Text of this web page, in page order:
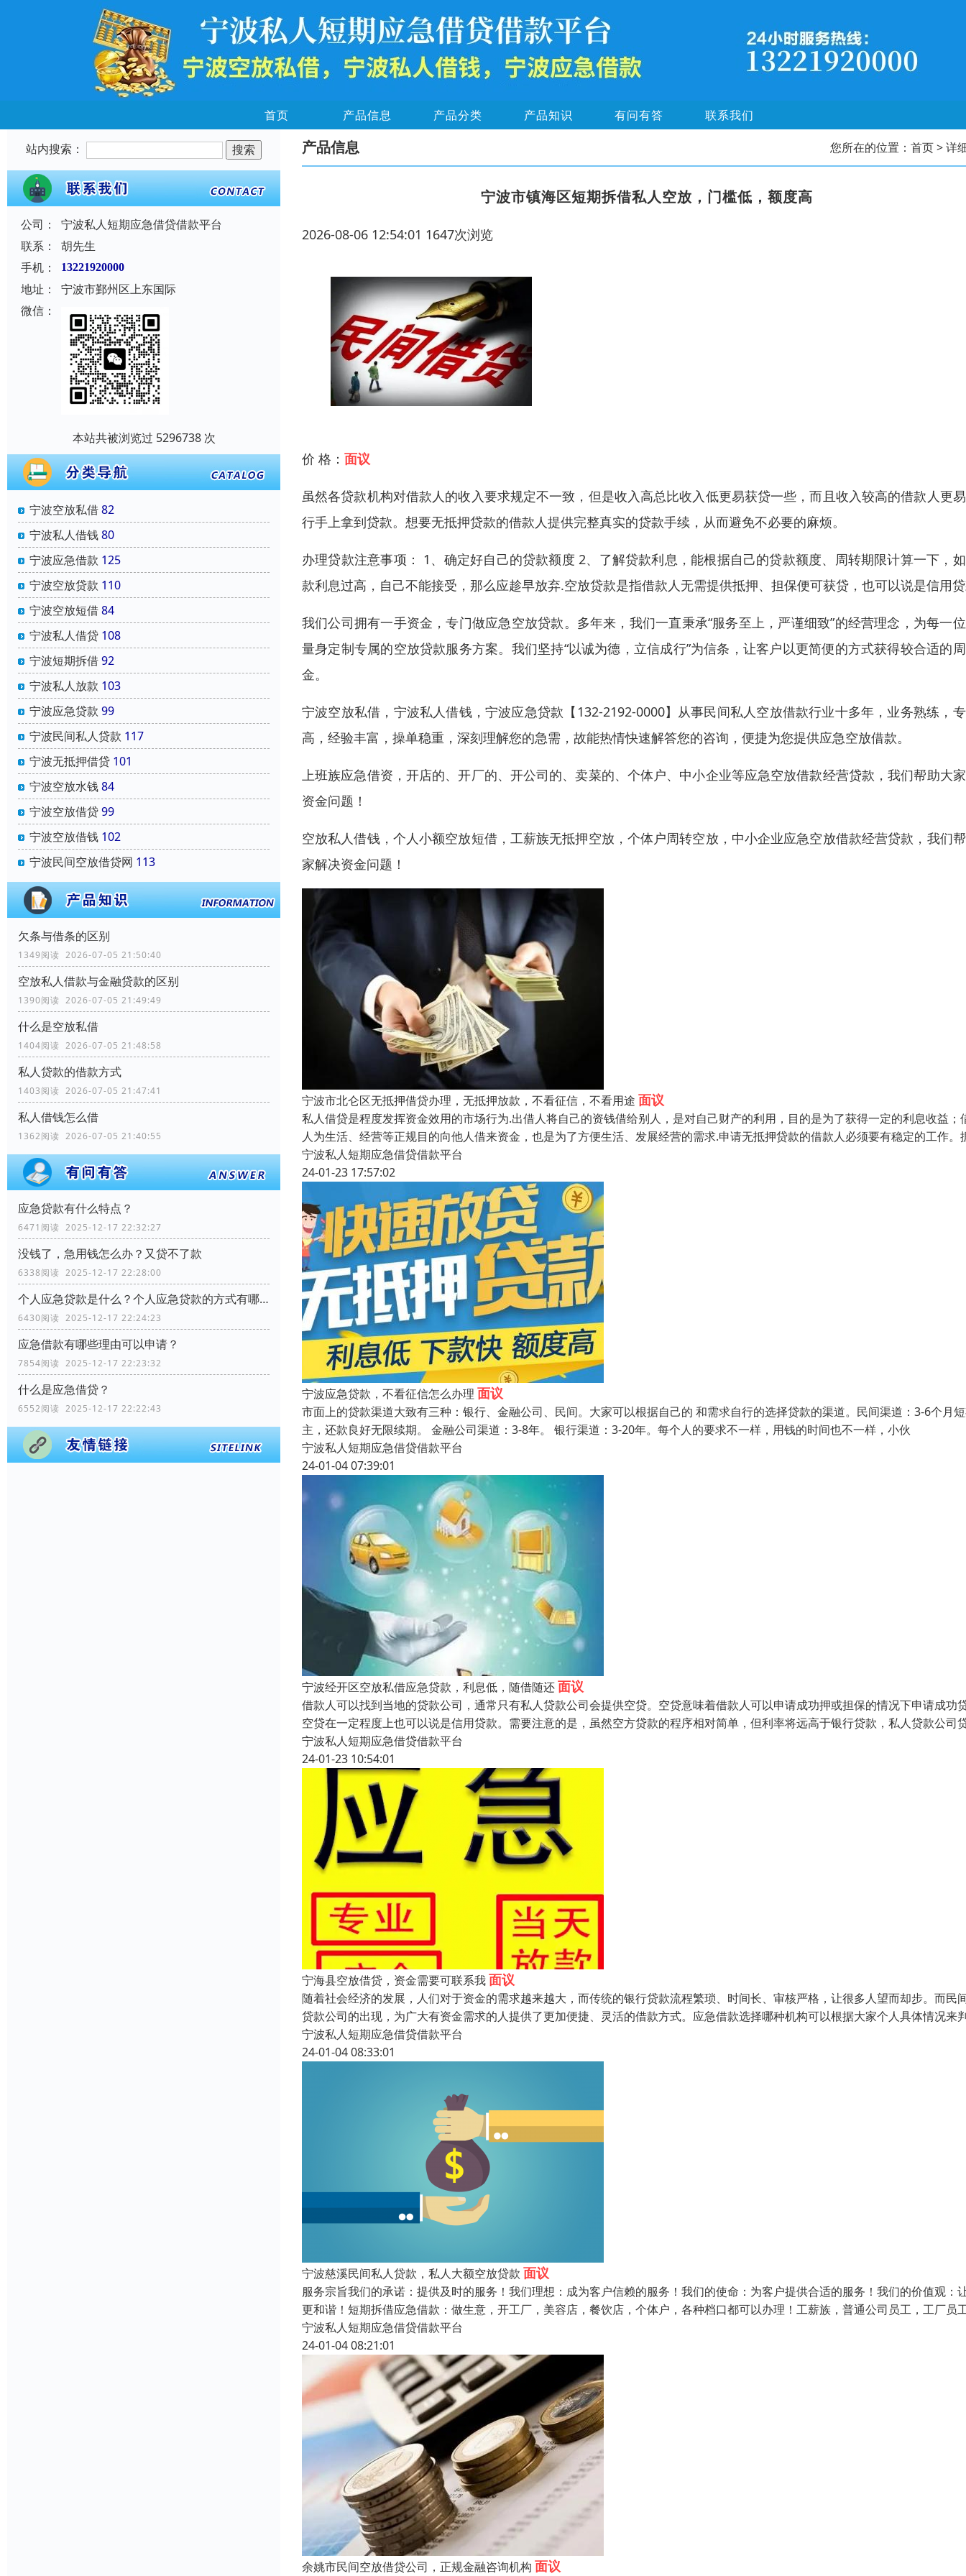
首页 产品信息 产品分类 产品知识 有问有答 联系我们
站内搜索：
公司：
宁波私人短期应急借贷借款平台
联系：
胡先生
手机：
13221920000
地址：
宁波市鄞州区上东国际
微信：
本站共被浏览过 5296738 次
宁波空放私借82
宁波私人借钱80
宁波应急借款 125
宁波空放贷款 110
宁波空放短借84
宁波私人借贷 108
宁波短期拆借92
宁波私人放款 103
宁波应急贷款 99
宁波民间私人贷款 117
宁波无抵押借贷 101
宁波空放水钱84
宁波空放借贷99
宁波空放借钱 102
宁波民间空放借贷网 113
欠条与借条的区别
1349阅读 2026-07-05 21:50:40
空放私人借款与金融贷款的区别
1390阅读 2026-07-05 21:49:49
什么是空放私借
1404阅读 2026-07-05 21:48:58
私人贷款的借款方式
1403阅读 2026-07-05 21:47:41
私人借钱怎么借
1362阅读 2026-07-05 21:40:55
应急贷款有什么特点？
6471阅读 2025-12-17 22:32:27
没钱了，急用钱怎么办？又贷不了款
6338阅读 2025-12-17 22:28:00
个人应急贷款是什么？个人应急贷款的方式有哪些？
6430阅读 2025-12-17 22:24:23
应急借款有哪些理由可以申请？
7854阅读 2025-12-17 22:23:32
什么是应急借贷？
6552阅读 2025-12-17 22:22:43
产品信息 您所在的位置： 首页> 详
宁波市镇海区短期拆借私人空放，门槛低，额度高
2026-08-06 12:54:01 1647次浏览
价 格： 面议
虽然各贷款机构对借款人的收入要求规定不一致，但是收入高总比收入低更易获贷一些，而且收入较高的借款人更
行手上拿到贷款。想要无抵押贷款的借款人提供完整真实的贷款手续，从而避免不必要的麻烦。
办理贷款注意事项： 1、确定好自己的贷款额度 2、了解贷款利息，能根据自己的贷款额度、周转期限计算一下，
款利息过高，自己不能接受，那么应趁早放弃.空放贷款是指借款人无需提供抵押、担保便可获贷，也可以说是信用
我们公司拥有一手资金，专门做应急空放贷款。多年来，我们一直秉承“服务至上，严谨细致”的经营理念，为每一
量身定制专属的空放贷款服务方案。我们坚持“以诚为德，立信成行”为信条，让客户以更简便的方式获得较合适的
金。
宁波空放私借，宁波私人借钱，宁波应急贷款【132-2192-0000】从事民间私人空放借款行业十多年，业务熟练，
高，经验丰富，操单稳重，深刻理解您的急需，故能热情快速解答您的咨询，便捷为您提供应急空放借款。
上班族应急借资，开店的、开厂的、开公司的、卖菜的、个体户、中小企业等应急空放借款经营贷款，我们帮助大
资金问题！
空放私人借钱，个人小额空放短借，工薪族无抵押空放，个体户周转空放，中小企业应急空放借款经营贷款，我们
家解决资金问题！
宁波市北仑区无抵押借贷办理，无抵押放款，不看征信，不看用途 面议
私人借贷是程度发挥资金效用的市场行为.出借人将自己的资钱借给别人，是对自己财产的利用，目的是为了获得一定的利息收益；
人为生活、经营等正规目的向他人借来资金，也是为了方便生活、发展经营的需求.申请无抵押贷款的借款人必须要有稳定的工作。
宁波私人短期应急借贷借款平台
24-01-23 17:57:02
宁波应急贷款，不看征信怎么办理 面议
市面上的贷款渠道大致有三种：银行、金融公司、民间。大家可以根据自己的 和需求自行的选择贷款的渠道。民间渠道：3-6个月
主，还款良好无限续期。 金融公司渠道：3-8年。 银行渠道：3-20年。每个人的要求不一样，用钱的时间也不一样，小伙
宁波私人短期应急借贷借款平台
24-01-04 07:39:01
宁波经开区空放私借应急贷款，利息低，随借随还面议
借款人可以找到当地的贷款公司，通常只有私人贷款公司会提供空贷。空贷意味着借款人可以申请成功押或担保的情况下申请成功
空贷在一定程度上也可以说是信用贷款。需要注意的是，虽然空方贷款的程序相对简单，但利率将远高于银行贷款，私人贷款公司
宁波私人短期应急借贷借款平台
24-01-23 10:54:01
宁海县空放借贷，资金需要可联系我面议
随着社会经济的发展，人们对于资金的需求越来越大，而传统的银行贷款流程繁琐、时间长、审核严格，让很多人望而却步。而民
贷款公司的出现，为广大有资金需求的人提供了更加便捷、灵活的借款方式。应急借款选择哪种机构可以根据大家个人具体情况来
宁波私人短期应急借贷借款平台
24-01-04 08:33:01
宁波慈溪民间私人贷款，私人大额空放贷款 面议
服务宗旨我们的承诺：提供及时的服务！我们理想：成为客户信赖的服务！我们的使命：为客户提供合适的服务！我们的价值观：
更和谐！短期拆借应急借款：做生意，开工厂，美容店，餐饮店，个体户，各种档口都可以办理！工薪族，普通公司员工，工厂员
宁波私人短期应急借贷借款平台
24-01-04 08:21:01
余姚市民间空放借贷公司，正规金融咨询机构 面议